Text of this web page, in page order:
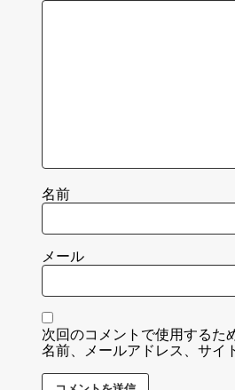
名前
メール
次回のコメントで使用するた
名前、メールアドレス、サイ